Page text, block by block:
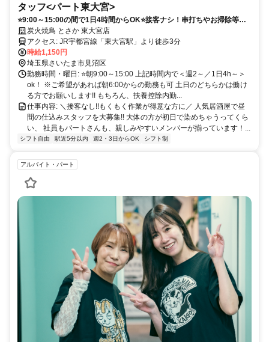
タッフ<パート東大宮>
⭐️9:00～15:00の間で1日4時間からOK⭐️接客ナシ！串打ちやお掃除等の
もくもく作業！週2日～OK！短時間勤務も♪主婦(夫)さん大歓迎！
炭火焼鳥 とさか 東大宮店
アクセス: JR宇都宮線「東大宮駅」より徒歩3分
時給1,150円
埼玉県さいたま市見沼区
勤務時間・曜日: ⭐️朝9:00～15:00 上記時間内で＜週2～／1日4h～＞
ok！ ※ご希望があれば朝6:00からの勤務も可 土日のどちらかは働け
る方でお願いします!! もちろん、扶養控除内勤...
仕事内容: ＼接客なし!!もくもく作業が得意な方に／ 人気居酒屋で昼
間の仕込みスタッフを大募集!! 大体の方が初日で染めちゃうってくら
い、 社員もパートさんも、親しみやすいメンバーが揃っています！...
シフト自由 駅近5分以内 週2・3日からOK シフト制
アルバイト・パート